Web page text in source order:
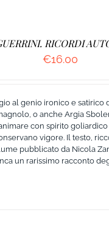
RICORDI
€16.00
al genio ironico e satirico
o anche Argia
con spirito
vigore. Il testo,
pubblicato da Nicola
un rarissimo racconto